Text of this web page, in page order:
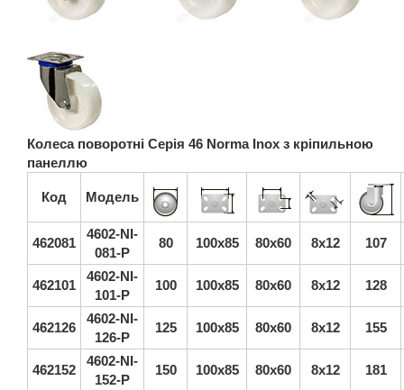
Колеса поворотні Серія 46 Norma Inox з кріпильною
панеллю
Код Модель
462081
4602-NI-
081-P
80 100x85 80x60 8x12 107
462101
4602-NI-
101-P
100 100x85 80x60 8x12 128
462126
4602-NI-
126-P
125 100x85 80x60 8x12 155
462152
4602-NI-
152-P
150 100x85 80x60 8x12 181